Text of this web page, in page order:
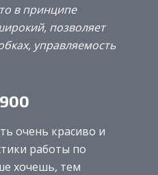
в принципе
позволяет
управляемость
очень красиво и
работы по
хочешь, тем